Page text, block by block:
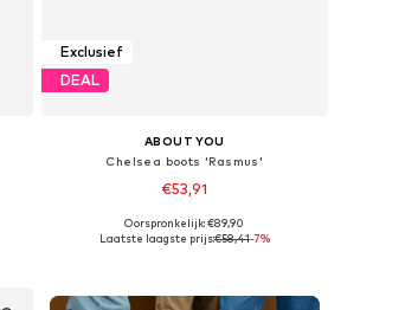
Exclusief
DEAL
ABOUT YOU
Chelsea boots 'Rasmus'
€53,91
Beschikbaar in vele maten
Oorspronkelijk: €89,90
Laatste laagste prijs:€58,41-7%